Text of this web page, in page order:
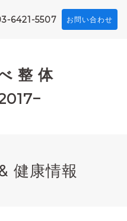
6421-5507 お問い合わせ
整 体
健康情報